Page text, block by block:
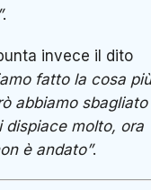
.
invece il dito
fatto la cosa più
abbiamo sbagliato
dispiace molto, ora
è andato”.